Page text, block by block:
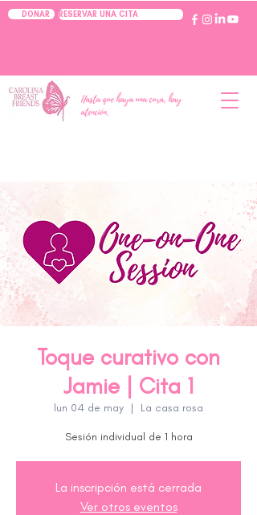
DONAR RESERVAR UNA CITA
Hasta que haya una cura, hay
atención.
Toque curativo con
Jamie | Cita 1
lun 04 de may
  |
La casa rosa
Sesión individual de 1 hora
La inscripción está cerrada
Ver otros eventos